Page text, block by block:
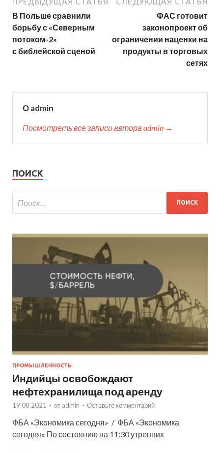
В Польше сравнили
борьбу с «Северным
потоком-2»
с библейской сценой
ФАС готовит
законопроект об
ограничении наценки на
продукты в торговых
сетях
О admin
Посмотреть все записи автора admin →
ПОИСК
ПРОМЫШЛЕННОСТЬ
Индийцы освобождают
нефтехранилища под аренду
19.08.2021 - от admin - Оставьте комментарий
ФБА «Экономика сегодня» / ФБА «Экономика
сегодня» По состоянию на 11:30 утренних